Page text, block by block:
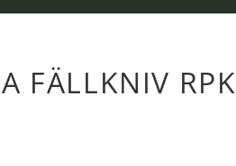
FÄLLKNIV RPK